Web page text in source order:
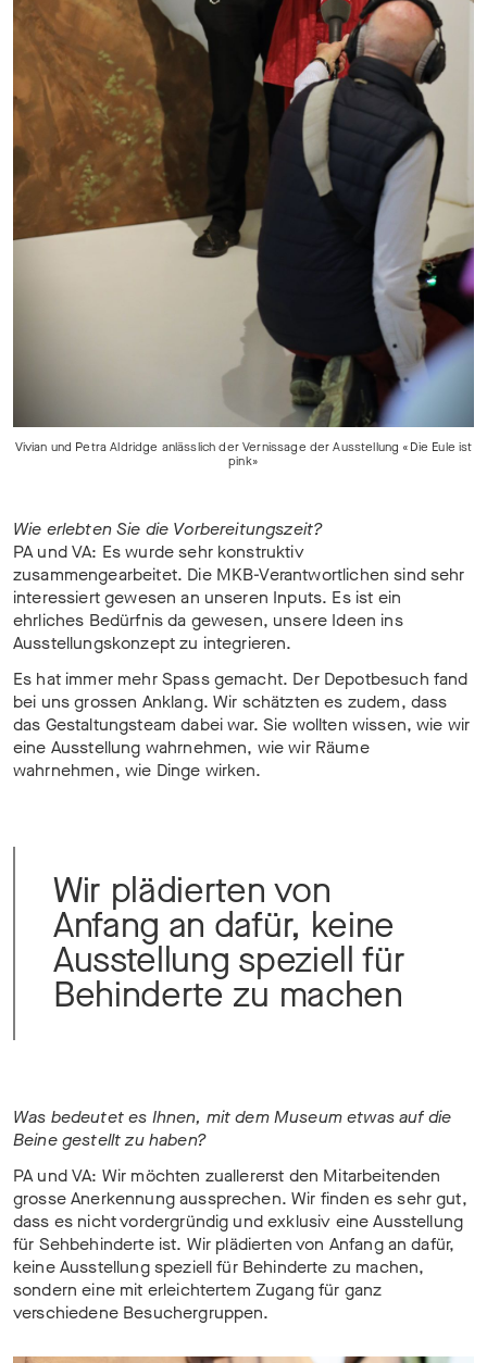
Vivian und Petra Aldridge anlässlich der Vernissage der Ausstellung «Die Eule ist
pink»
Wie erlebten Sie die Vorbereitungszeit?
PA und VA: Es wurde sehr konstruktiv
zusammengearbeitet. Die MKB-Verantwortlichen sind sehr
interessiert gewesen an unseren Inputs. Es ist ein
ehrliches Bedürfnis da gewesen, unsere Ideen ins
Ausstellungskonzept zu integrieren.
Es hat immer mehr Spass gemacht. Der Depotbesuch fand
bei uns grossen Anklang. Wir schätzten es zudem, dass
das Gestaltungsteam dabei war. Sie wollten wissen, wie wir
eine Ausstellung wahrnehmen, wie wir Räume
wahrnehmen, wie Dinge wirken.
Wir plädierten von
Anfang an dafür, keine
Ausstellung speziell für
Behinderte zu machen
Was bedeutet es Ihnen, mit dem Museum etwas auf die
Beine gestellt zu haben?
PA und VA: Wir möchten zuallererst den Mitarbeitenden
grosse Anerkennung aussprechen. Wir finden es sehr gut,
dass es nicht vordergründig und exklusiv eine Ausstellung
für Sehbehinderte ist. Wir plädierten von Anfang an dafür,
keine Ausstellung speziell für Behinderte zu machen,
sondern eine mit erleichtertem Zugang für ganz
verschiedene Besuchergruppen.